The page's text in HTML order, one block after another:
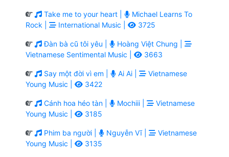
Take me to your heart |
Michael Learns To
Rock |
International Music | 3725
Đàn bà cũ tôi yêu |
Hoàng Việt Chung |
Vietnamese Sentimental Music |
3663
Say một đời vì em | Ai Ai |
Vietnamese
Young Music |
3422
Cánh hoa héo tàn | Mochiii |
Vietnamese
Young Music |
3185
Phim ba người | Nguyễn Vĩ |
Vietnamese
Young Music |
3135